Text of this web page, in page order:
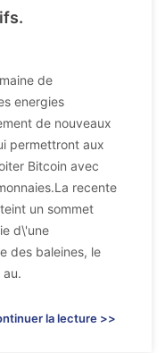
de
energies
de nouveaux
permettront aux
Bitcoin avec
recente
un sommet
d\'une
des baleines, le
la lecture >>